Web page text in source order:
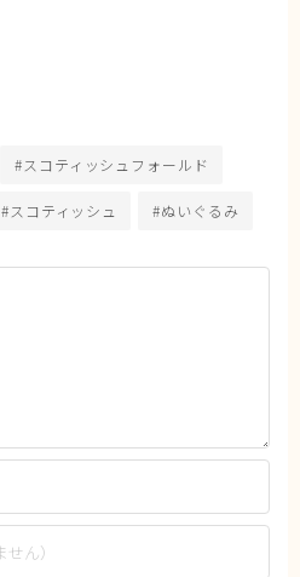
#スコティッシュフォールド
#スコティッシュ #ぬいぐるみ